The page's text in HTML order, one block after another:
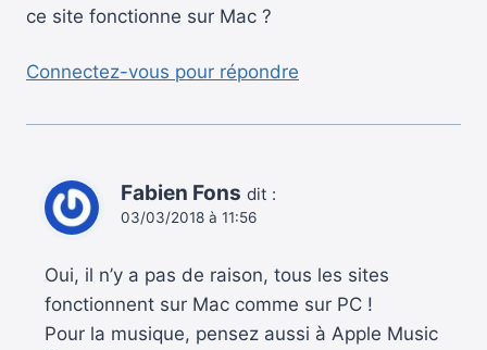
ce site fonctionne sur Mac ?
Connectez-vous pour répondre
Fabien Fons dit :
03/03/2018 à 11:56
Oui, il n’y a pas de raison, tous les sites
fonctionnent sur Mac comme sur PC !
Pour la musique, pensez aussi à Apple Music